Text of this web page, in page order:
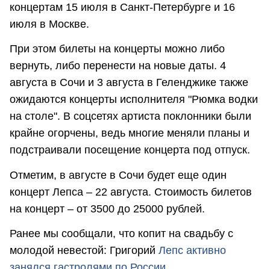
концертам 15 июля в Санкт-Петербурге и 16
июля в Москве.
При этом билеты на концерты можно либо
вернуть, либо перенести на новые даты. 4
августа в Сочи и 3 августа в Геленджике также
ожидаются концерты исполнителя "Рюмка водки
на столе". В соцсетях артиста поклонники были
крайне огорчены, ведь многие меняли планы и
подстраивали посещение концерта под отпуск.
Отметим, в августе в Сочи будет еще один
концерт Лепса – 22 августа. Стоимость билетов
на концерт – от 3500 до 25000 рублей.
Ранее мы сообщали, что копит на свадьбу с
молодой невестой: Григорий Лепс активно